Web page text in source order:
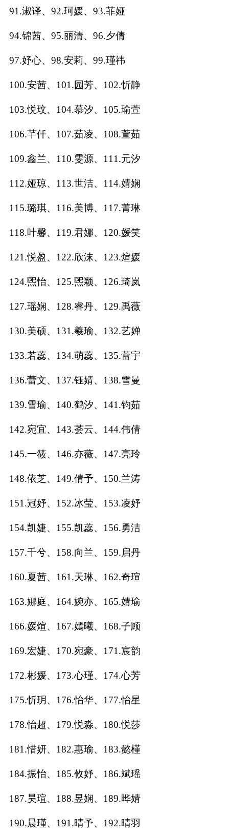
91.淑译、92.珂媛、93.菲娅
94.锦茜、95.丽清、96.夕倩
97.妤心、98.安莉、99.瑾祎
100.安茜、101.园芳、102.忻静
103.悦玟、104.慕汐、105.瑜萱
106.芊仟、107.茹凌、108.萱茹
109.鑫兰、110.雯源、111.元汐
112.娅琼、113.世洁、114.婧娴
115.璐琪、116.美博、117.菁琳
118.叶馨、119.君娜、120.媛笑
121.悦盈、122.欣沫、123.煊媛
124.煕怡、125.煕颖、126.琦岚
127.瑶娴、128.睿丹、129.禹薇
130.美硕、131.羲瑜、132.艺婵
133.若蕊、134.萌蕊、135.蕾宇
136.蕾文、137.钰婧、138.雪曼
139.雪瑜、140.鹤汐、141.钧茹
142.宛宜、143.荟云、144.伟倩
145.一筱、146.亦薇、147.亮玲
148.依芝、149.倩予、150.兰涛
151.冠妤、152.冰莹、153.凌妤
154.凯婕、155.凯蕊、156.勇洁
157.千兮、158.向兰、159.启丹
160.夏茜、161.天琳、162.奇瑄
163.娜庭、164.婉亦、165.婧瑜
166.媛煊、167.嫣曦、168.子顾
169.宏婕、170.宛豪、171.宸韵
172.彬媛、173.心瑾、174.心芳
175.忻玥、176.怡华、177.怡星
178.怡超、179.悦淼、180.悦莎
181.惜妍、182.惠瑜、183.懿槿
184.振怡、185.攸妤、186.斌瑶
187.昊瑄、188.昱娴、189.晔婧
190.晨瑾、191.晴予、192.晴羽